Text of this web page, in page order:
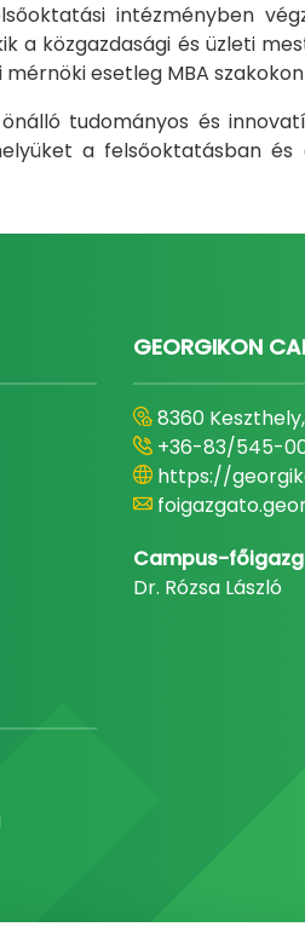
intézményben
közgazdasági és üzleti
esetleg MBA
tudományos és
a felsőoktatásban és
GEORGIKON
8360
+36-83/545-
https://
Campus-
Dr. Rózsa László